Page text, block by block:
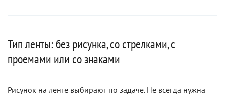
Тип ленты: без рисунка, со стрелками, с
проемами или со знаками
Рисунок на ленте выбирают по задаче. Не всегда нужна